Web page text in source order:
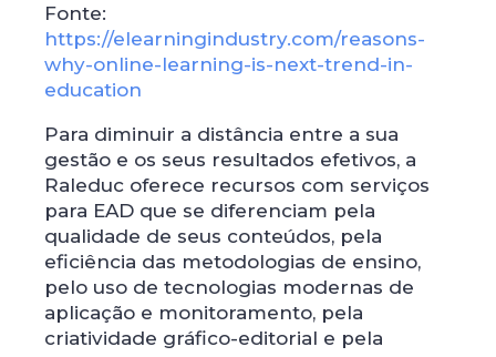
Fonte:
https://elearningindustry.com/reasons-
why-online-learning-is-next-trend-in-
education
Para diminuir a distância entre a sua
gestão e os seus resultados efetivos, a
Raleduc oferece recursos com serviços
para EAD que se diferenciam pela
qualidade de seus conteúdos, pela
eficiência das metodologias de ensino,
pelo uso de tecnologias modernas de
aplicação e monitoramento, pela
criatividade gráfico-editorial e pela